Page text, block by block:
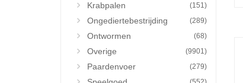
Krabpalen (151)
Ongediertebestrijding (289)
Ontwormen (68)
Overige (9901)
Paardenvoer (279)